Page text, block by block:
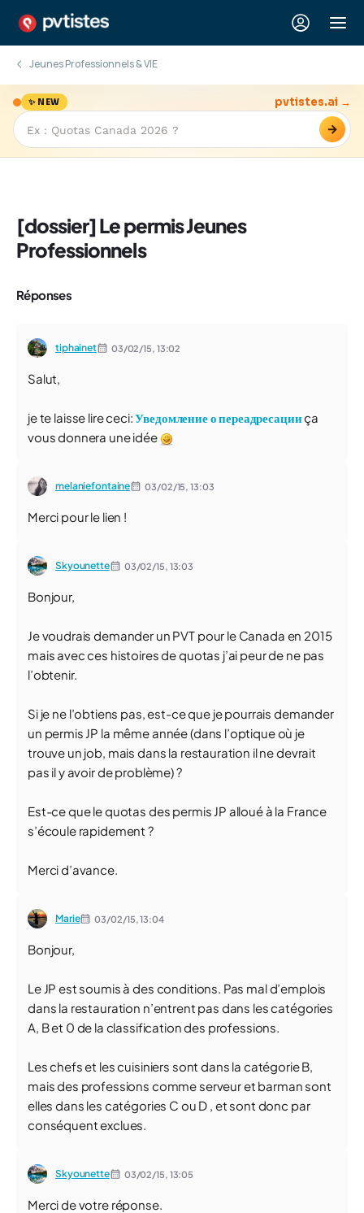
Jeunes Professionnels & VIE
✨ NEW
→
pvtistes.ai →
[dossier] Le permis Jeunes
Professionnels
Réponses
tiphainet 03/02/15, 13:02
Salut,
je te laisse lire ceci:Уведомление о переадресацииça
vous donnera une idée
melaniefontaine 03/02/15,13:03
Merci pour le lien !
Skyounette 03/02/15, 13:03
Bonjour,
Je voudrais demander un PVT pour le Canada en 2015
mais avec ces histoires de quotas j’ai peur de ne pas
l’obtenir.
Si je ne l’obtiens pas, est-ce que je pourrais demander
un permis JP la même année (dans l’optique où je
trouve un job, mais dans la restauration il ne devrait
pas il y avoir de problème) ?
Est-ce que le quotas des permis JP alloué à la France
s’écoule rapidement ?
Merci d’avance.
Marie 03/02/15,13:04
Bonjour,
Le JP est soumis à des conditions. Pas mal d’emplois
dans la restauration n’entrent pas dans les catégories
A, B et 0 de la classification des professions.
Les chefs et les cuisiniers sont dans la catégorie B,
mais des professions comme serveur et barman sont
elles dans les catégories C ou D , et sont donc par
conséquent exclues.
Skyounette 03/02/15, 13:05
Merci de votre réponse.